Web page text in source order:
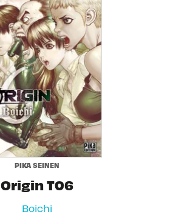
PIKA SEINEN
Origin T06
Boichi